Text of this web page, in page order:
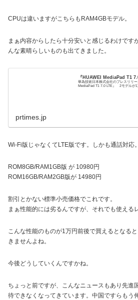
CPUは違いますがこちらもRAM4GBモデル。
まぁ内容からしたら十分安いと感じるわけです
んな素晴らしいものも出てきました。
『HUAWEI MediaPad T1
華為技術日本株式会社のプレスリリ
MediaPad T1 7.0 LTE』 2モデルが1
prtimes.jp
Wi-Fi版じゃなくてLTE版です。しかも通話対応。
ROM8GB/RAM1GB版 が 10980円
ROM16GB/RAM2GB版が 14980円
割引とかない標準小売価格でこれです。
まぁ性能的には劣るんですが、それでも使える
こんな性能のものが1万円前後で買えるとなる
きませんよね。
今後どうしていくんですかね。
ちょっと前ですが、こんなニュースもあり先進
待できなくなってきています。中国ですらもう